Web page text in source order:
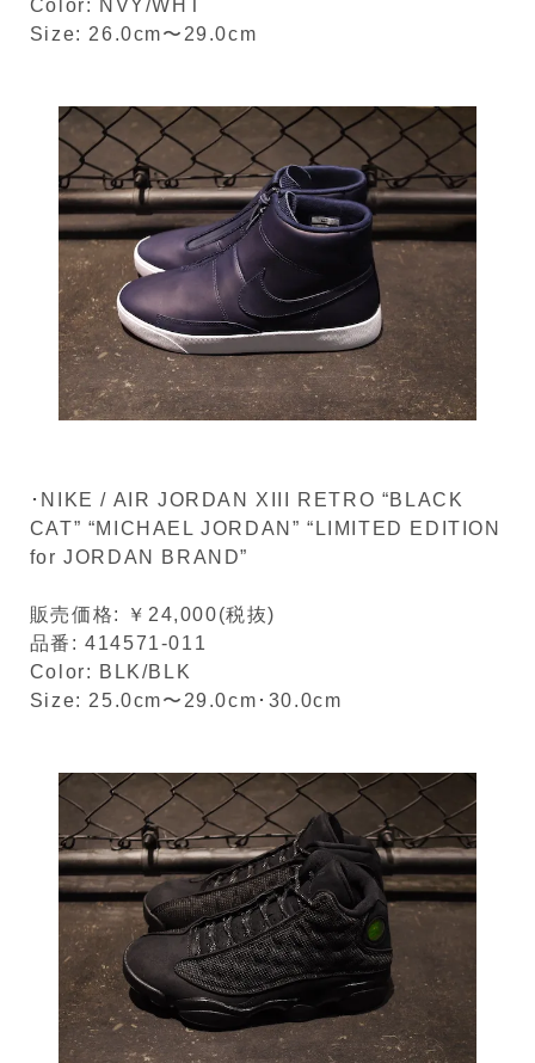
Color: NVY/WHT
Size: 26.0cm〜29.0cm
･NIKE / AIR JORDAN XIII RETRO “BLACK
CAT” “MICHAEL JORDAN” “LIMITED EDITION
for JORDAN BRAND”
販売価格: ￥24,000(税抜)
品番: 414571-011
Color: BLK/BLK
Size: 25.0cm〜29.0cm･30.0cm